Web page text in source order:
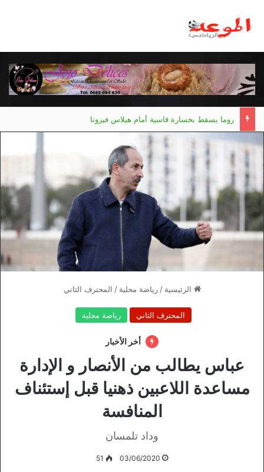
روما يسقط بخسارة قاسية أمام هيلاس فيرونا
الرئيسية / رياضة محلية / المحترف الثاني
المحترف الثاني رياضة محلية
أخر الأخبار
عباس يطالب من الأنصار و الإدارة
مساعدة اللاعبين ذهنيا قبل إستئناف
المنافسة
وداد تلمسان
03/06/2020
51